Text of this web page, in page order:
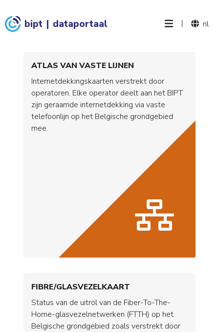
bipt | dataportaal | nl
ATLAS VAN VASTE LIJNEN
Internetdekkingskaarten verstrekt door
operatoren. Elke operator deelt aan het BIPT
zijn geraamde internetdekking via vaste
telefoonlijn op het Belgische grondgebied
mee.
FIBRE/GLASVEZELKAART
Status van de uitrol van de Fiber-To-The-
Home-glasvezelnetwerken (FTTH) op het
Belgische grondgebied zoals verstrekt door